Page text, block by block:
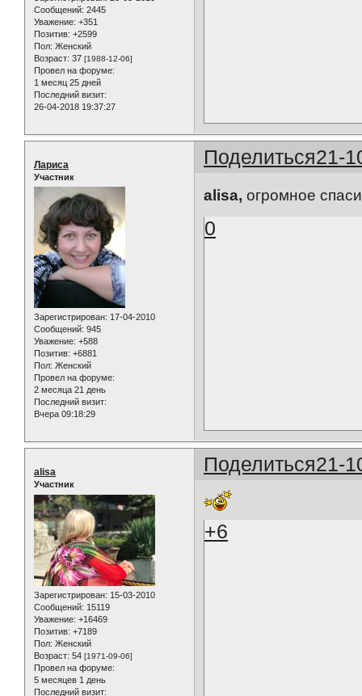
Сообщений: 2445
Уважение: +351
Позитив: +2599
Пол: Женский
Возраст: 37 [1988-12-06]
Провел на форуме:
1 месяц 25 дней
Последний визит:
26-04-2018 19:37:27
Поделиться21-
Лариса
Участник
Зарегистрирован: 17-04-2010
Сообщений: 945
Уважение: +588
Позитив: +6881
Пол: Женский
Провел на форуме:
2 месяца 21 день
Последний визит:
Вчера 09:18:29
alisa, огромное
0
Поделиться21-
alisa
Участник
Зарегистрирован: 15-03-2010
Сообщений: 15119
Уважение: +16469
Позитив: +7189
Пол: Женский
Возраст: 54 [1971-09-06]
Провел на форуме:
5 месяцев 1 день
Последний визит:
+6